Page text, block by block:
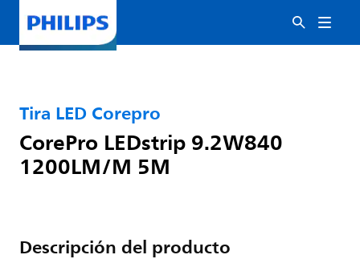
Tira LED Corepro
CorePro LEDstrip 9.2W840
1200LM/M 5M
Descripción del producto